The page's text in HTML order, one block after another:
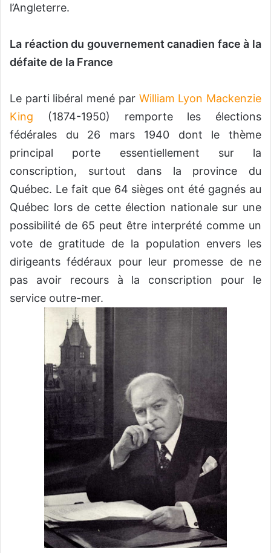
l’Angleterre.
La réaction du gouvernement canadien face à la
défaite de la France
Le parti libéral mené par William Lyon Mackenzie
King (1874-1950) remporte les élections
fédérales du 26 mars 1940 dont le thème
principal porte essentiellement sur la
conscription, surtout dans la province du
Québec. Le fait que 64 sièges ont été gagnés au
Québec lors de cette élection nationale sur une
possibilité de 65 peut être interprété comme un
vote de gratitude de la population envers les
dirigeants fédéraux pour leur promesse de ne
pas avoir recours à la conscription pour le
service outre-mer.